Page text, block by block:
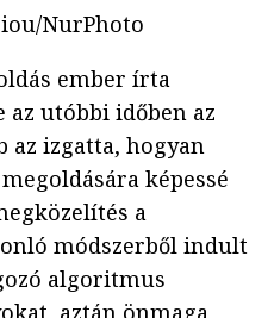
NurPhoto
ember írta
utóbbi időben az
izgatta, hogyan
képessé
a
módszerből indult
algoritmus
aztán önmaga